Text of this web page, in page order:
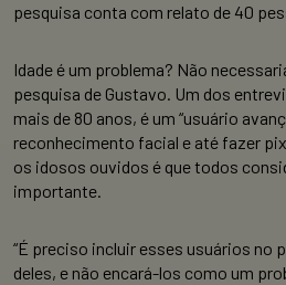
pesquisa conta com relato de 40
Idade é um problema? Não
pesquisa de Gustavo. Um dos
mais de 80 anos, é um “usuário
reconhecimento facial e até fazer
os idosos ouvidos é que todos
importante.
“É preciso incluir esses usuários no
deles, e não encará-los como um